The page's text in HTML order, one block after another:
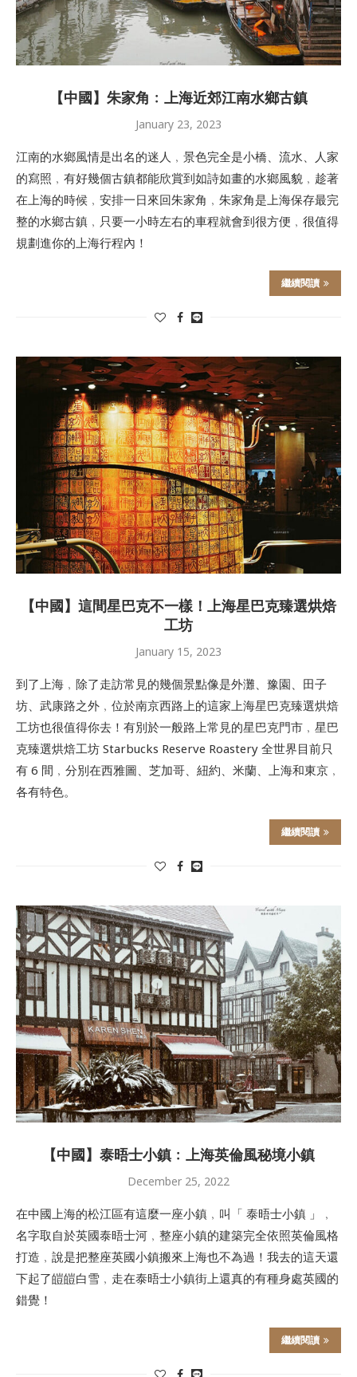
【中國】朱家角﹕上海近郊江南水鄉古鎮
January 23, 2023
江南的水鄉風情是出名的迷人﹐景色完全是小橋、流水、人家
的寫照﹐有好幾個古鎮都能欣賞到如詩如畫的水鄉風貌﹐趁著
在上海的時候﹐安排一日來回朱家角﹐朱家角是上海保存最完
整的水鄉古鎮﹐只要一小時左右的車程就會到很方便﹐很值得
規劃進你的上海行程內！
繼續閱讀
【中國】這間星巴克不一樣！上海星巴克臻選烘焙
工坊
January 15, 2023
到了上海﹐除了走訪常見的幾個景點像是外灘、豫園、田子
坊、武康路之外﹐位於南京西路上的這家上海星巴克臻選烘焙
工坊也很值得你去！有別於一般路上常見的星巴克門市﹐星巴
克臻選烘焙工坊 Starbucks Reserve Roastery 全世界目前只
有 6 間﹐分別在西雅圖、芝加哥、紐約、米蘭、上海和東京﹐
各有特色。
繼續閱讀
【中國】泰晤士小鎮﹕上海英倫風秘境小鎮
December 25, 2022
在中國上海的松江區有這麼一座小鎮﹐叫「 泰晤士小鎮 」﹐
名字取自於英國泰晤士河﹐整座小鎮的建築完全依照英倫風格
打造﹐說是把整座英國小鎮搬來上海也不為過！我去的這天還
下起了皚皚白雪﹐走在泰晤士小鎮街上還真的有種身處英國的
錯覺！
繼續閱讀